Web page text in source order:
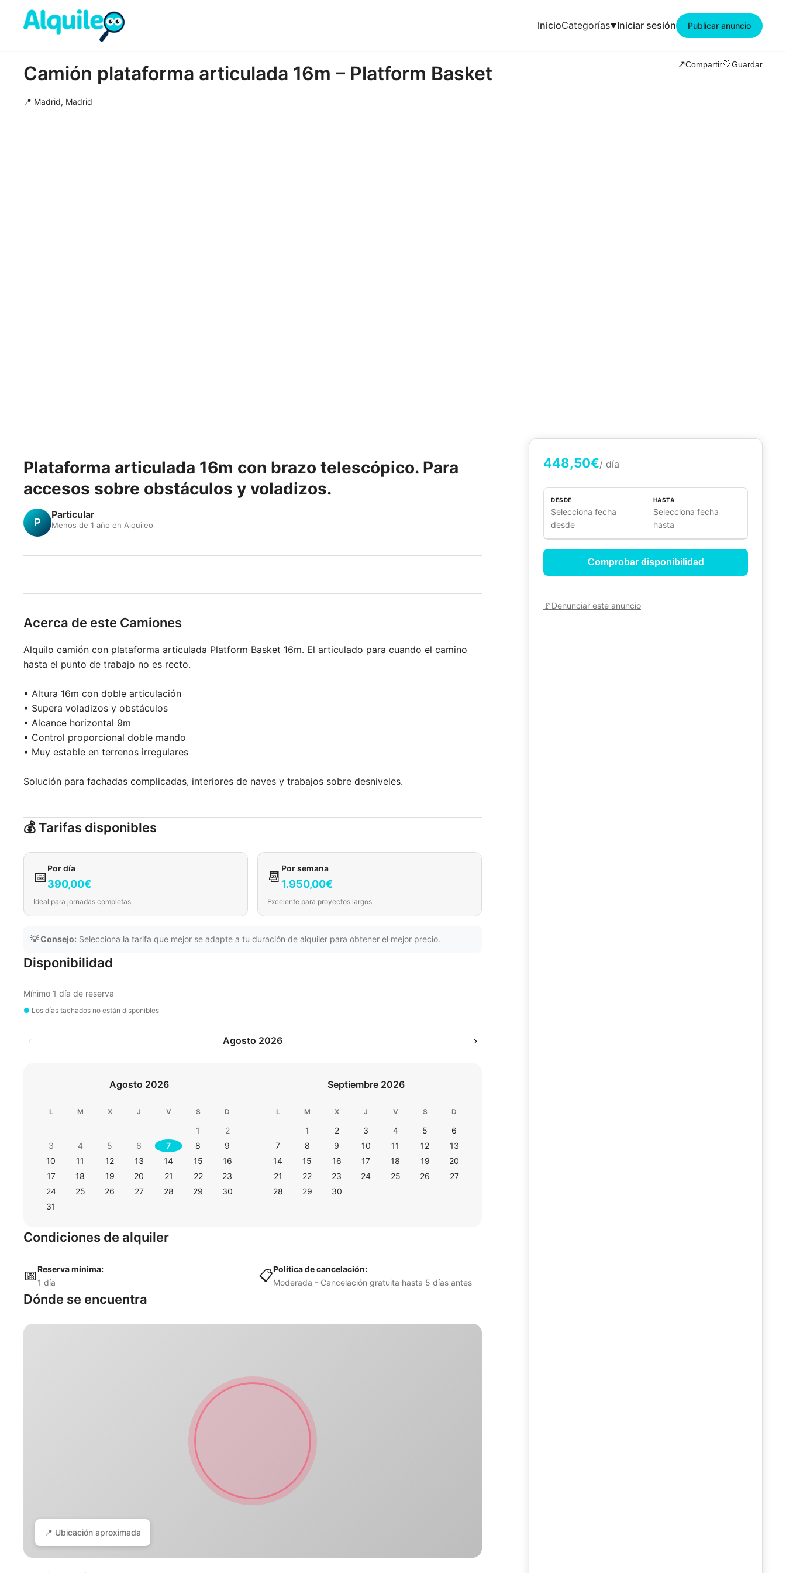
InicioCategorías Iniciar sesión Publicar anuncio
Camión plataforma articulada 16m – Platform Basket ↗️Compartir🤍Guardar
📍 Madrid, Madrid
Plataforma articulada 16m con brazo telescópico. Para
accesos sobre obstáculos y voladizos.
P
Particular
Menos de 1 año en Alquileo
Acerca de este Camiones
Alquilo camión con plataforma articulada Platform Basket 16m. El articulado para cuando el camino
hasta el punto de trabajo no es recto.
• Altura 16m con doble articulación
• Supera voladizos y obstáculos
• Alcance horizontal 9m
• Control proporcional doble mando
• Muy estable en terrenos irregulares
Solución para fachadas complicadas, interiores de naves y trabajos sobre desniveles.
💰 Tarifas disponibles
📅
Por día
390,00€
Ideal para jornadas completas
📆
Por semana
1.950,00€
Excelente para proyectos largos
💡 Consejo: Selecciona la tarifa que mejor se adapte a tu duración de alquiler para obtener el mejor precio.
Disponibilidad
Mínimo 1 día de reserva
● Los días tachados no están disponibles
‹ Agosto 2026 ›
Agosto 2026
L M X J V S D
1
2
3
4 5 6 7 8
9
10
11 12 13 14 15
16
17
18 19 20 21 22
23
24
25 26 27 28 29
30
31
Septiembre 2026
L M X J V S D
1 2 3 4 5
6
7
8 9 10 11 12
13
14
15 16 17 18 19
20
21
22 23 24 25 26
27
28
29 30
Condiciones de alquiler
📅Reserva mínima:
1 día
📋Política de cancelación:
Moderada - Cancelación gratuita hasta 5 días antes
Dónde se encuentra
📍 Ubicación aproximada
448,50€/ día
DESDE
Selecciona fecha
desde
HASTA
Selecciona fecha
hasta
Comprobar disponibilidad
🚩Denunciar este anuncio